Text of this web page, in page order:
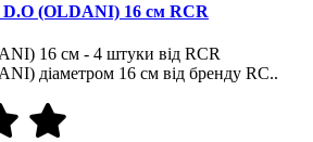
D.O (OLDANI) 16 см RCR
16 см - 4 штуки від RCR
діаметром 16 см від бренду RC..